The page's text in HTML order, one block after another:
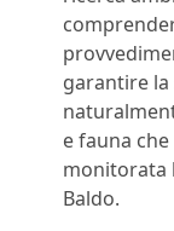
garantire la
e fauna
monitorata
Baldo.